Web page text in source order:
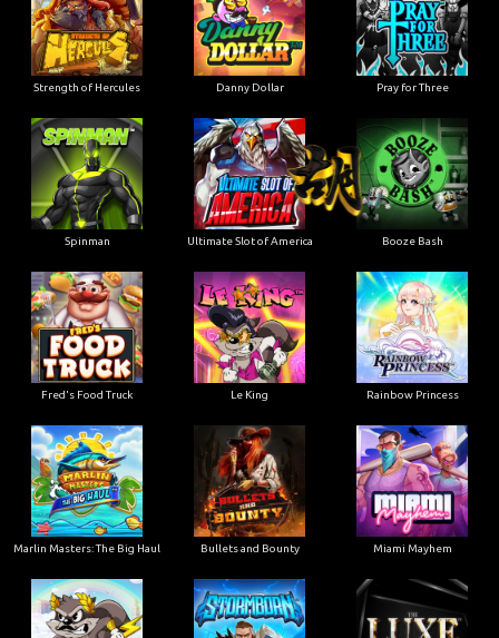
Strength of Hercules Danny Dollar Pray for Three
Spinman Ultimate Slot of America Booze Bash
Fred's Food Truck Le King Rainbow Princess
Marlin Masters: The Big Haul Bullets and Bounty Miami Mayhem